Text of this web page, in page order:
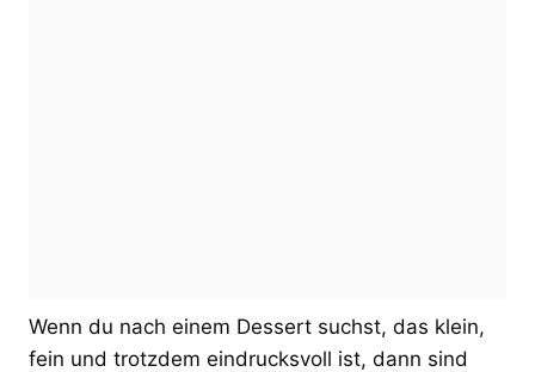
Wenn du nach einem Dessert suchst, das klein,
fein und trotzdem eindrucksvoll ist, dann sind